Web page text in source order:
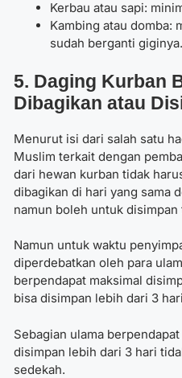
Kerbau atau sapi:
Kambing atau domba:
sudah berganti giginya.
5. Daging Kurban
Dibagikan atau
Menurut isi dari salah satu
Muslim terkait dengan
dari hewan kurban tidak
dibagikan di hari yang sama
namun boleh untuk
Namun untuk waktu
diperdebatkan oleh para
berpendapat maksimal
bisa disimpan lebih dari 3
Sebagian ulama
disimpan lebih dari 3 hari
sedekah.